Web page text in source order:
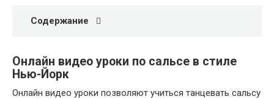
Содержание
Онлайн видео уроки по сальсе в стиле
Нью-Йорк
Онлайн видео уроки позволяют учиться танцевать сальсу